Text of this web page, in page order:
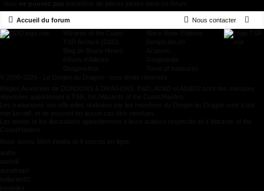
Accueil du forum
Nous contacter